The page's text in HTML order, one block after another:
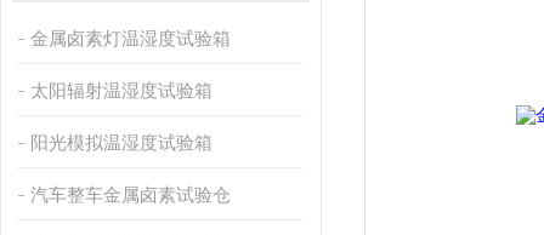
金属卤素灯温湿度试验箱
太阳辐射温湿度试验箱
阳光模拟温湿度试验箱
汽车整车金属卤素试验仓